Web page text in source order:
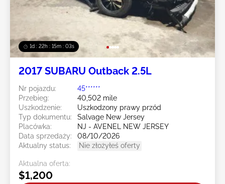
1d : 22h : 15m : 00s
2017 SUBARU Outback 2.5L
Nr pojazdu:
45******
Przebieg:
40,502 mile
Uszkodzenie:
Uszkodzony prawy przód
Typ dokumentu:
Salvage New Jersey
Placówka:
NJ - AVENEL NEW JERSEY
Data sprzedaży:
08/10/2026
Aktualny status:
Nie złożyłeś oferty
Aktualna oferta:
$1,200